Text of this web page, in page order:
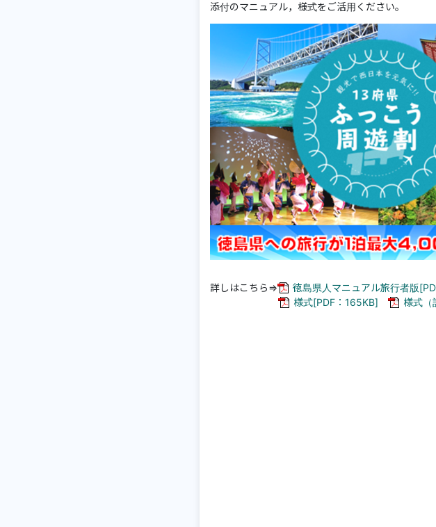
添付のマニュアル，様式をご活用ください。
詳しはこちら⇒
徳島県人マニュアル旅行者版
様式[PDF：165KB]
様式（